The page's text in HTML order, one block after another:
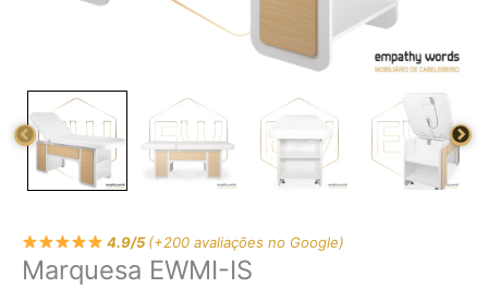
4.9/5(+200 avaliações no Google)
Marquesa EWMI-IS